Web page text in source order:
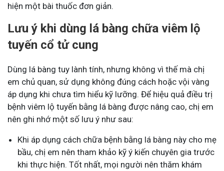
hiện một bài thuốc đơn giản.
Lưu ý khi dùng lá bàng chữa viêm lộ
tuyến cổ tử cung
Dùng lá bàng tuy lành tính, nhưng không vì thế mà chị
em chủ quan, sử dụng không đúng cách hoặc vội vàng
áp dụng khi chưa tìm hiểu kỹ lưỡng. Để hiệu quả điều trị
bệnh viêm lộ tuyến bằng lá bàng được nâng cao, chị em
nên ghi nhớ một số lưu ý như sau:
Khi áp dụng cách chữa bệnh bằng lá bàng này cho mẹ
bầu, chị em nên tham khảo kỹ ý kiến chuyên gia trước
khi thực hiện. Tốt nhất, mọi người nên thăm khám